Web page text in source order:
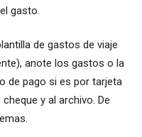
gasto.
de gastos de viaje
anote los gastos o la
de pago si es por tarjeta
y al archivo. De